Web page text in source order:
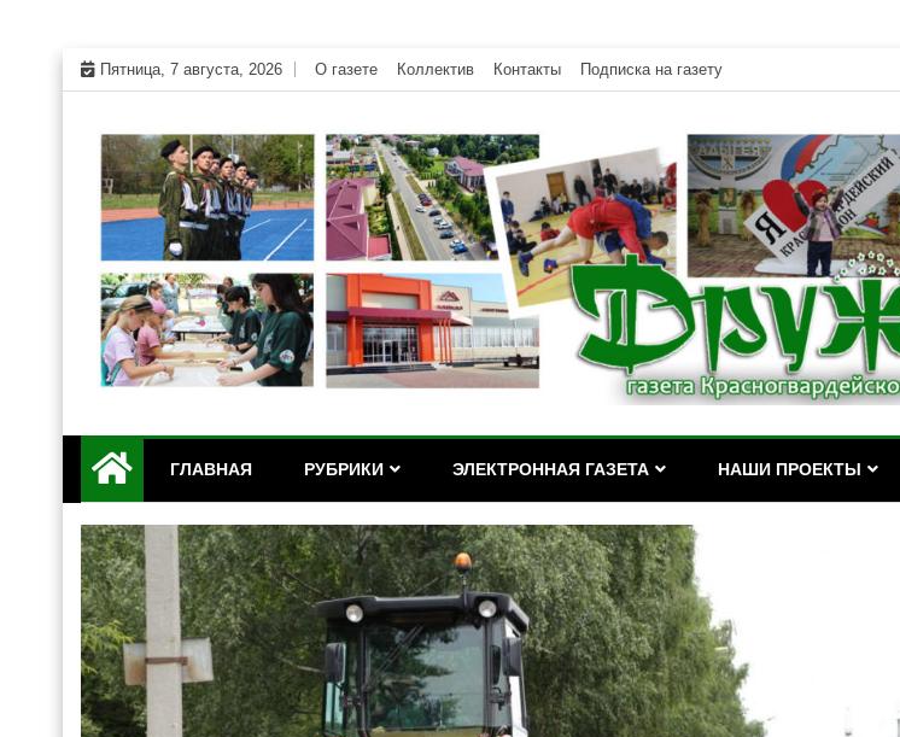
Skip
to
content
Пятница, 7 августа, 2026 О газете Коллектив Контакты Подписка на газету
"Дружба" — газета Красногвардейского
ГЛАВНАЯ РУБРИКИ ЭЛЕКТРОННАЯ ГАЗЕТА НАШИ ПРОЕКТЫ